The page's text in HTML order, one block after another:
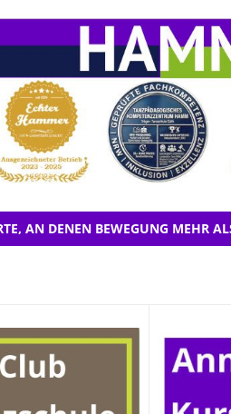
AN DENEN BEWEGUNG MEHR